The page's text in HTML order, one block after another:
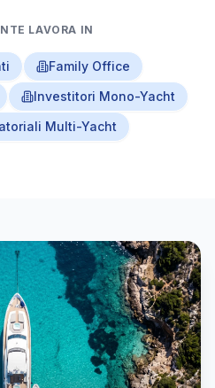
LAVORA IN
Family Office
Investitori Mono-Yacht
Multi-Yacht